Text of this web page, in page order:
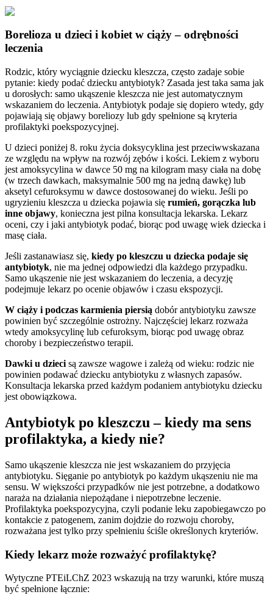
Borelioza u dzieci i kobiet w ciąży – odrębności
leczenia
Rodzic, który wyciągnie dziecku kleszcza, często zadaje sobie
pytanie: kiedy podać dziecku antybiotyk? Zasada jest taka sama jak
u dorosłych: samo ukąszenie kleszcza nie jest automatycznym
wskazaniem do leczenia. Antybiotyk podaje się dopiero wtedy, gdy
pojawiają się objawy boreliozy lub gdy spełnione są kryteria
profilaktyki poekspozycyjnej.
U dzieci poniżej 8. roku życia doksycyklina jest przeciwwskazana
ze względu na wpływ na rozwój zębów i kości. Lekiem z wyboru
jest amoksycylina w dawce 50 mg na kilogram masy ciała na dobę
(w trzech dawkach, maksymalnie 500 mg na jedną dawkę) lub
aksetyl cefuroksymu w dawce dostosowanej do wieku. Jeśli po
ugryzieniu kleszcza u dziecka pojawia się rumień, gorączka lub
inne objawy, konieczna jest pilna konsultacja lekarska. Lekarz
oceni, czy i jaki antybiotyk podać, biorąc pod uwagę wiek dziecka i
masę ciała.
Jeśli zastanawiasz się, kiedy po kleszczu u dziecka podaje się
antybiotyk, nie ma jednej odpowiedzi dla każdego przypadku.
Samo ukąszenie nie jest wskazaniem do leczenia, a decyzję
podejmuje lekarz po ocenie objawów i czasu ekspozycji.
W ciąży i podczas karmienia piersią dobór antybiotyku zawsze
powinien być szczególnie ostrożny. Najczęściej lekarz rozważa
wtedy amoksycylinę lub cefuroksym, biorąc pod uwagę obraz
choroby i bezpieczeństwo terapii.
Dawki u dzieci są zawsze wagowe i zależą od wieku: rodzic nie
powinien podawać dziecku antybiotyku z własnych zapasów.
Konsultacja lekarska przed każdym podaniem antybiotyku dziecku
jest obowiązkowa.
Antybiotyk po kleszczu – kiedy ma sens
profilaktyka, a kiedy nie?
Samo ukąszenie kleszcza nie jest wskazaniem do przyjęcia
antybiotyku. Sięganie po antybiotyk po każdym ukąszeniu nie ma
sensu. W większości przypadków nie jest potrzebne, a dodatkowo
naraża na działania niepożądane i niepotrzebne leczenie.
Profilaktyka poekspozycyjna, czyli podanie leku zapobiegawczo po
kontakcie z patogenem, zanim dojdzie do rozwoju choroby,
rozważana jest tylko przy spełnieniu ściśle określonych kryteriów.
Kiedy lekarz może rozważyć profilaktykę?
Wytyczne PTEiLChZ 2023 wskazują na trzy warunki, które muszą
być spełnione łącznie: